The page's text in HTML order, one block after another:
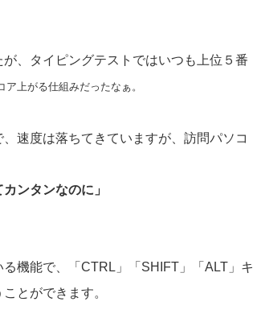
、タイピングテストではいつも上位５番
上がる仕組みだったなぁ。
速度は落ちてきていますが、訪問パソコ
ンタンなのに」
機能で、「CTRL」「SHIFT」「ALT」キ
とができます。